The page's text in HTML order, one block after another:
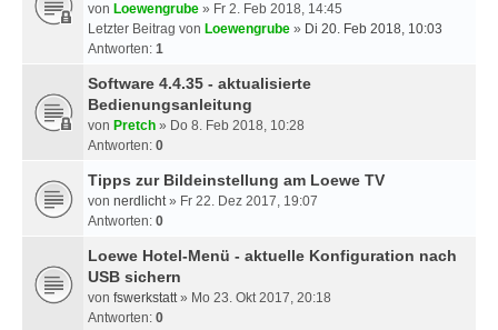
von Loewengrube » Fr 2. Feb 2018, 14:45
Letzter Beitrag von Loewengrube » Di 20. Feb 2018, 10:03
Antworten: 1
Software 4.4.35 - aktualisierte
Bedienungsanleitung
von Pretch » Do 8. Feb 2018, 10:28
Antworten: 0
Tipps zur Bildeinstellung am Loewe TV
von nerdlicht» Fr 22. Dez 2017, 19:07
Antworten: 0
Loewe Hotel-Menü - aktuelle Konfiguration nach
USB sichern
von fswerkstatt» Mo 23. Okt 2017, 20:18
Antworten: 0